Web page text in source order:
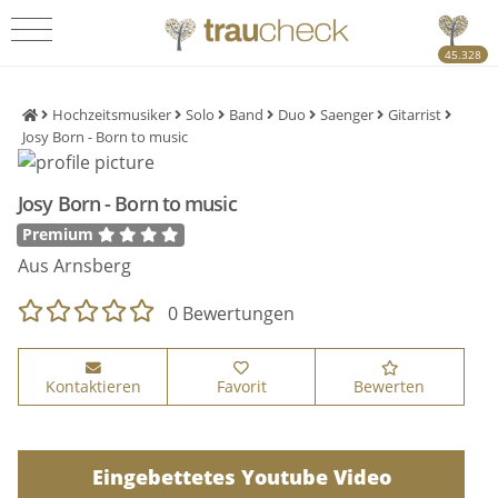
45.328
Hochzeitsmusiker Solo Band Duo Saenger
Gitarrist
Josy Born - Born to music
Josy Born - Born to music
Premium
Aus Arnsberg
0 Bewertungen
Kontaktieren Favorit Bewerten
Eingebettetes Youtube Video
Eingebettetes Youtube Video
Eingebettetes Youtube Video
Eingebettetes Youtube Video